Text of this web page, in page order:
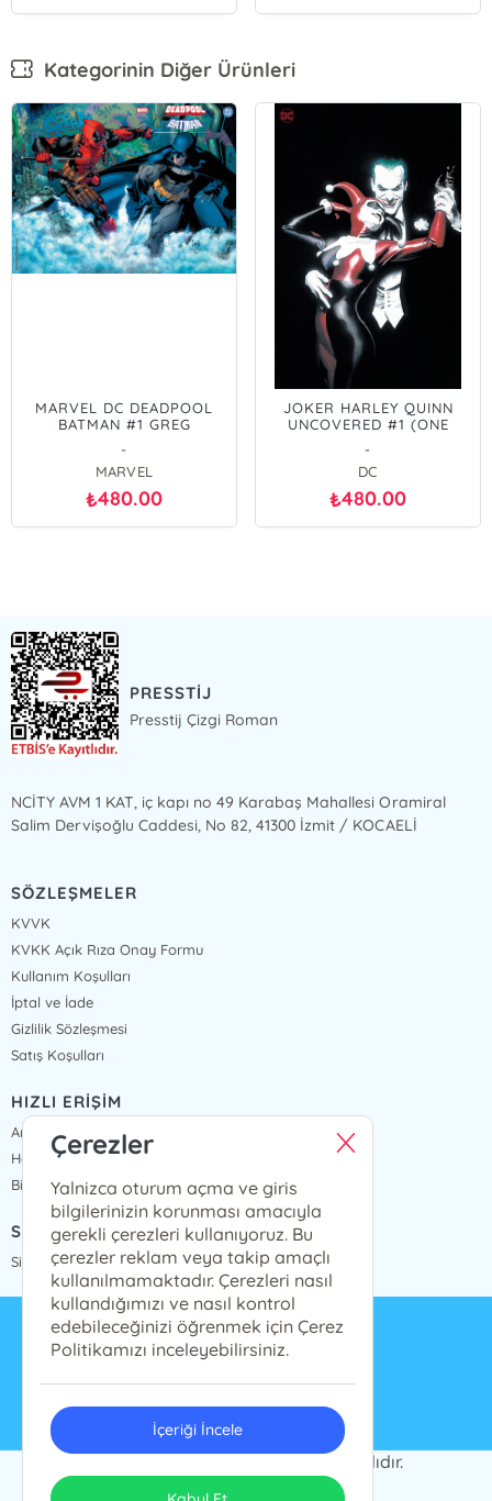
Kategorinin Diğer Ürünleri
MARVEL DC DEADPOOL
BATMAN #1 GREG
VARIANT
-
MARVEL
₺480.00
JOKER HARLEY QUINN
UNCOVERED #1 (ONE
ROSS FOIL VARIANT
-
DC
₺480.00
PRESSTİJ
Presstij Çizgi Roman
NCİTY AVM 1 KAT, iç kapı no 49 Karabaş Mahallesi Oramiral
Salim Dervişoğlu Caddesi, No 82, 41300 İzmit / KOCAELİ
SÖZLEŞMELER
KVVK
KVKK Açık Rıza Onay Formu
Kullanım Koşulları
İptal ve İade
Gizlilik Sözleşmesi
Satış Koşulları
HIZLI ERİŞİM
Anasayfa
Hakkımızda
Bize Ulaşın
SİPARİŞ TAKİP
Sipariş Takip
info@presstij.com.tr
0262 606 06 59
PRESSTİJ © 2024 Tüm Hakları Saklıdır.
Tasarım & Uygulama
Çerezler
Yalnizca oturum açma ve giris
bilgilerinizin korunması amacıyla
gerekli çerezleri kullanıyoruz. Bu
çerezler reklam veya takip amaçlı
kullanılmamaktadır. Çerezleri nasıl
kullandığımızı ve nasıl kontrol
edebileceğinizi öğrenmek için Çerez
Politikamızı inceleyebilirsiniz.
İçeriği İncele